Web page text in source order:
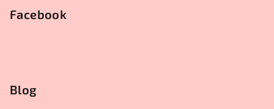
Facebook
Blog